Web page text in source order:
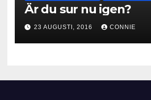
Är du sur nu igen?
23 AUGUSTI, 2016 CONNIE